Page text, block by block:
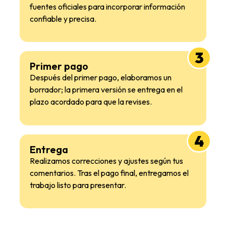
fuentes oficiales para incorporar información
confiable y precisa.
Primer pago
Después del primer pago, elaboramos un
borrador; la primera versión se entrega en el
plazo acordado para que la revises.
3
Entrega
Realizamos correcciones y ajustes según tus
comentarios. Tras el pago final, entregamos el
trabajo listo para presentar.
4